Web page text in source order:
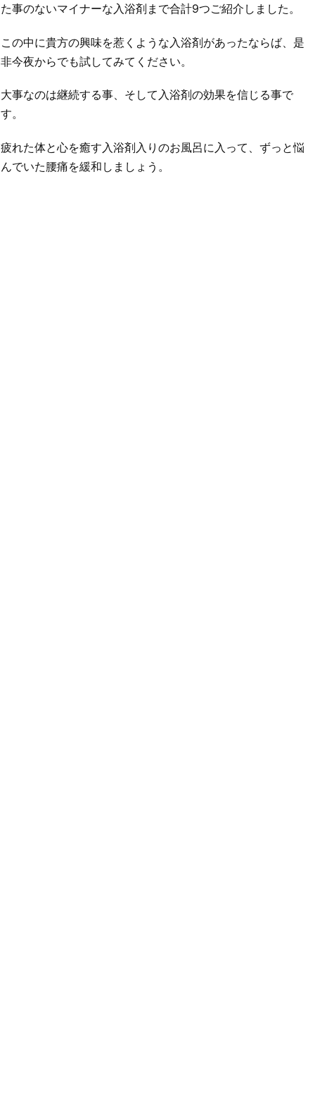
た事のないマイナーな入浴剤まで合計9つご紹介しました。
この中に貴方の興味を惹くような入浴剤があったならば、是
非今夜からでも試してみてください。
大事なのは継続する事、そして入浴剤の効果を信じる事で
す。
疲れた体と心を癒す入浴剤入りのお風呂に入って、ずっと悩
んでいた腰痛を緩和しましょう。